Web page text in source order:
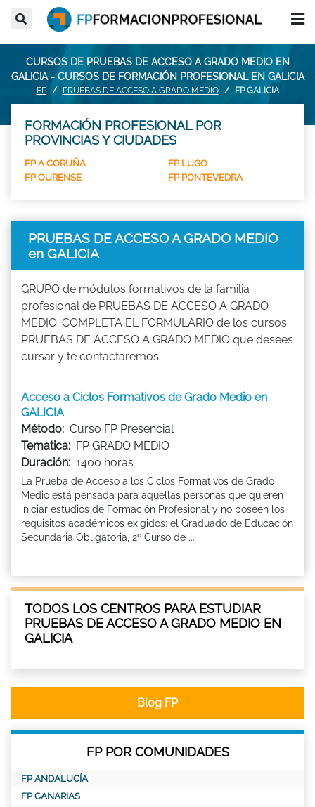
CURSOS DE PRUEBAS DE ACCESO A GRADO MEDIO EN
GALICIA - CURSOS DE FORMACIÓN PROFESIONAL EN GALICIA
FP PRUEBAS DE ACCESO A GRADO MEDIO FP GALICIA
FORMACIÓN PROFESIONAL POR
PROVINCIAS Y CIUDADES
FP A CORUÑA
FP LUGO
FP OURENSE
FP PONTEVEDRA
PRUEBAS DE ACCESO A GRADO MEDIO
en GALICIA
GRUPO de módulos formativos de la familia
profesional de PRUEBAS DE ACCESO A GRADO
MEDIO. COMPLETA EL FORMULARIO de los cursos
PRUEBAS DE ACCESO A GRADO MEDIO que desees
cursar y te contactaremos.
Acceso a Ciclos Formativos de Grado Medio en
GALICIA
Método: Curso FP Presencial
Tematica: FP GRADO MEDIO
Duración: 1400 horas
La Prueba de Acceso a los Ciclos Formativos de Grado
Medio está pensada para aquellas personas que quieren
iniciar estudios de Formación Profesional y no poseen los
requisitos académicos exigidos: el Graduado de Educación
Secundaria Obligatoria, 2º Curso de ...
TODOS LOS CENTROS PARA ESTUDIAR
PRUEBAS DE ACCESO A GRADO MEDIO EN
GALICIA
Blog FP
FP POR COMUNIDADES
FP ANDALUCÍA
FP CANARIAS